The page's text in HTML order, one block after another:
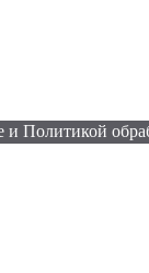
и Политикой